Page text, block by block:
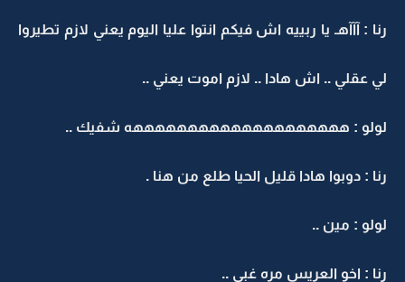
رنا : آآآهـ يا ربييه اش فيكم انتوا عليا اليوم يعني لازم تطيروا
لي عقلي .. اش هادا .. لازم اموت يعني ..
لولو : ههههههههههههههههههههه شفيك ..
رنا : دوبوا هادا قليل الحيا طلع من هنا .
لولو : مين ..
رنا : اخو العريس مره غبي ..